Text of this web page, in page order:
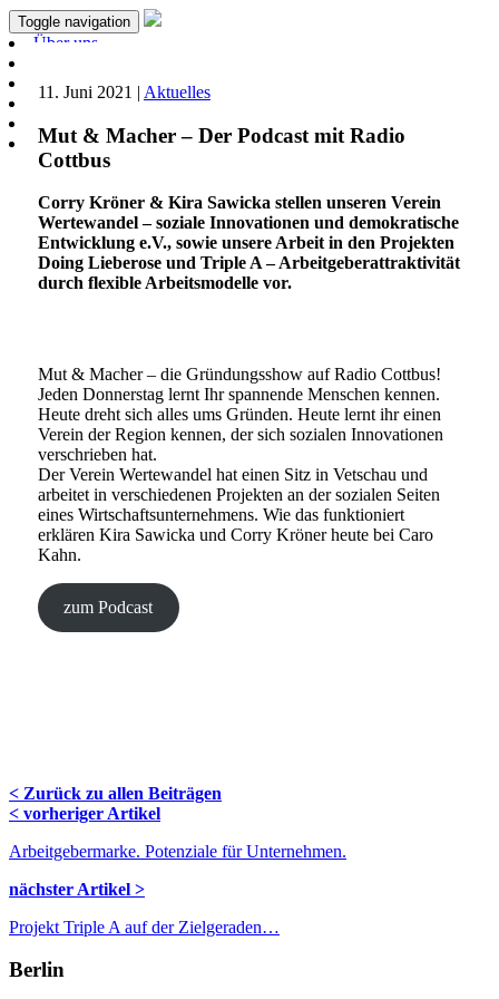
Toggle navigation
Über uns
Projekte
Unterstützen
Kontakt
11. Juni 2021 | Aktuelles
Mut & Macher – Der Podcast mit Radio
Cottbus
Corry Kröner & Kira Sawicka stellen unseren Verein
Wertewandel – soziale Innovationen und demokratische
Entwicklung e.V., sowie unsere Arbeit in den Projekten
Doing Lieberose und Triple A – Arbeitgeberattraktivität
durch flexible Arbeitsmodelle vor.
Mut & Macher – die Gründungsshow auf Radio Cottbus!
Jeden Donnerstag lernt Ihr spannende Menschen kennen.
Heute dreht sich alles ums Gründen. Heute lernt ihr einen
Verein der Region kennen, der sich sozialen Innovationen
verschrieben hat.
Der Verein Wertewandel hat einen Sitz in Vetschau und
arbeitet in verschiedenen Projekten an der sozialen Seiten
eines Wirtschaftsunternehmens. Wie das funktioniert
erklären Kira Sawicka und Corry Kröner heute bei Caro
Kahn.
zum Podcast
< Zurück zu allen Beiträgen
Navigation
Blog
< vorheriger Artikel
Arbeitgebermarke. Potenziale für Unternehmen.
nächster Artikel >
Projekt Triple A auf der Zielgeraden…
Berlin